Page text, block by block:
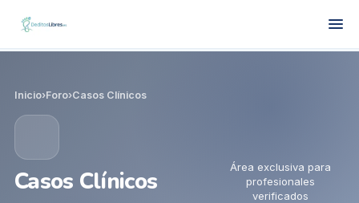
Inicio›Foro›Casos Clínicos
Casos Clínicos
Área exclusiva para
profesionales
verificados